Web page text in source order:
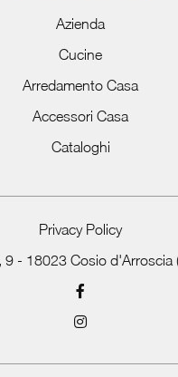
Azienda
Cucine
Arredamento Casa
Accessori Casa
Cataloghi
Privacy Policy
9 - 18023 Cosio d'Arroscia